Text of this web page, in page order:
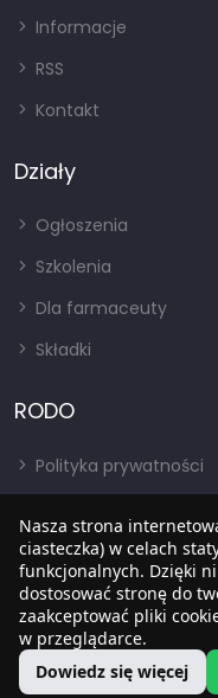
Informacje
RSS
Kontakt
Działy
Ogłoszenia
Szkolenia
Dla farmaceuty
Składki
RODO
Polityka prywatności
RODO
BIP
Copyright © 2022
Nasza strona
ciasteczka) w celach
funkcjonalnych. Dzięki
dostosować stronę do
zaakceptować pliki
w przeglądarce.
Dowiedz się więcej